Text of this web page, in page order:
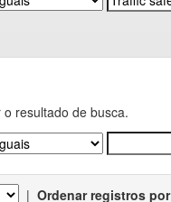
resultado de busca.
| Ordenar registros por